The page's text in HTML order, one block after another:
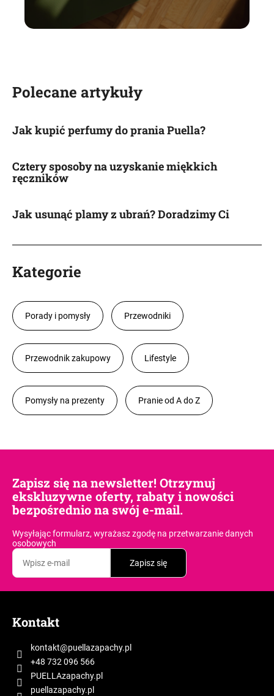
Polecane artykuły
Jak kupić perfumy do prania Puella?
Cztery sposoby na uzyskanie miękkich
ręczników
Jak usunąć plamy z ubrań? Doradzimy Ci
Kategorie
Porady i pomysły Przewodniki
Przewodnik zakupowy Lifestyle
Pomysły na prezenty Pranie od A do Z
Zapisz się na newsletter! Otrzymuj
ekskluzywne oferty, rabaty i nowości
bezpośrednio na swój e-mail.
Wysyłając formularz, wyrażasz zgodę na przetwarzanie danych
osobowych
Zapisz się
Kontakt
kontakt@puellazapachy.pl
+48 732 096 566
PUELLAzapachy.pl
puellazapachy.pl